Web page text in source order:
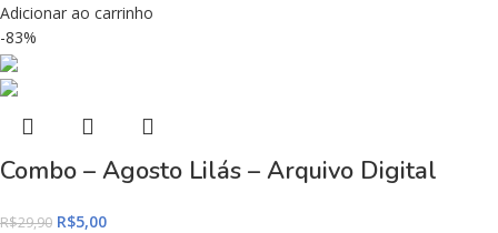
Adicionar ao carrinho
-83%
Combo – Agosto Lilás – Arquivo Digital
R$29,90 R$5,00